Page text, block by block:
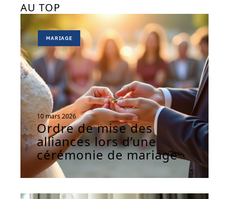
AU TOP
MARIAGE
10 mars 2026
Ordre de mise des
alliances lors d’une
cérémonie de mariage